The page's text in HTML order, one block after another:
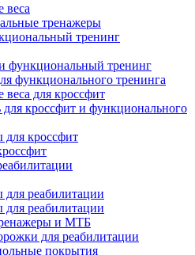
веса
тренажеры
тренинг
функциональный тренинг
функционального тренинга
для кроссфит
для кроссфит и функционального
для кроссфит
для реабилитации
для реабилитации
и МТБ
для реабилитации
покрытия